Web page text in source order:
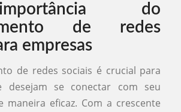
do
de redes
empresas
de redes sociais é crucial para
desejam se conectar com seu
maneira eficaz. Com a crescente